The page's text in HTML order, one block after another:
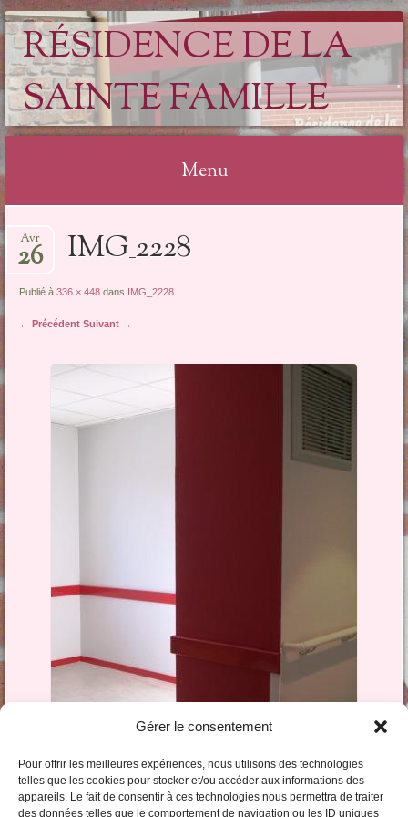
Gérer le consentement
Pour offrir les meilleures expériences, nous utilisons des technologies
telles que les cookies pour stocker et/ou accéder aux informations des
appareils. Le fait de consentir à ces technologies nous permettra de traiter
des données telles que le comportement de navigation ou les ID uniques
RÉSIDENCE DE LA
SAINTE FAMILLE
Menu
au
IMG_2228
Avr
26
Publié à336 × 448 dans IMG_2228
← Précédent Suivant →
Commentaires et trackbacks clos.